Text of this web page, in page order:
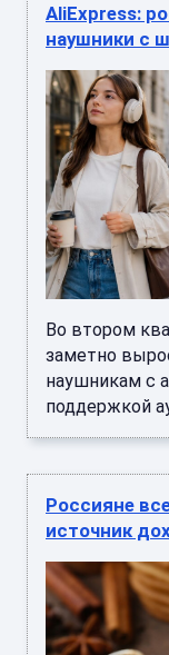
AliExpress:
наушники с
Во втором
заметно
наушникам с
поддержкой
Россияне
источник